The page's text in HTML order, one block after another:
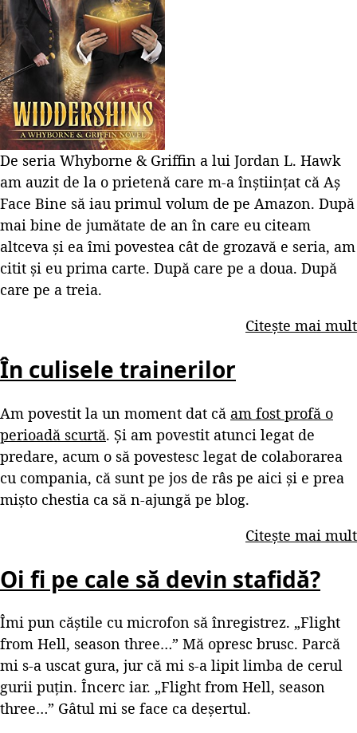
De seria Whyborne & Griffin a lui Jordan L. Hawk
am auzit de la o prietenă care m-a înștiințat că Aș
Face Bine să iau primul volum de pe Amazon. După
mai bine de jumătate de an în care eu citeam
altceva și ea îmi povestea cât de grozavă e seria, am
citit și eu prima carte. După care pe a doua. După
care pe a treia.
Citește mai mult
În culisele trainerilor
Am povestit la un moment dat că am fost profă o
perioadă scurtă. Și am povestit atunci legat de
predare, acum o să povestesc legat de colaborarea
cu compania, că sunt pe jos de râs pe aici și e prea
mișto chestia ca să n-ajungă pe blog.
Citește mai mult
Oi fi pe cale să devin stafidă?
Îmi pun căștile cu microfon să înregistrez. „Flight
from Hell, season three…” Mă opresc brusc. Parcă
mi s-a uscat gura, jur că mi s-a lipit limba de cerul
gurii puțin. Încerc iar. „Flight from Hell, season
three…” Gâtul mi se face ca deșertul.